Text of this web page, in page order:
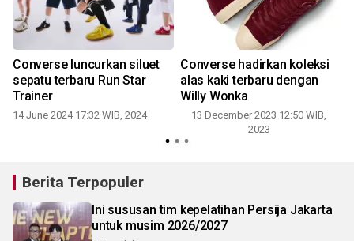
Converse luncurkan siluet
sepatu terbaru Run Star
Trainer
14 June 2024 17:32 WIB, 2024
Converse hadirkan koleksi
alas kaki terbaru dengan
Willy Wonka
13 December 2023 12:50 WIB,
2023
Berita Terpopuler
Ini sususan tim kepelatihan Persija Jakarta
untuk musim 2026/2027